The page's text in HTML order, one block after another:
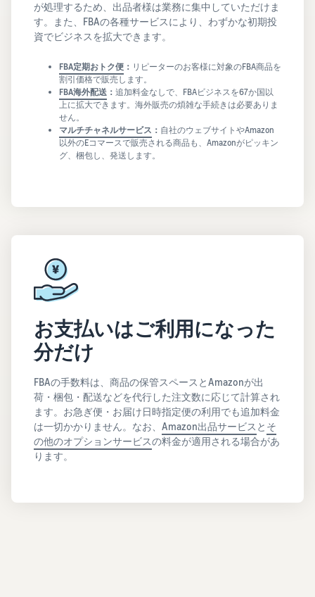
が処理するため、出品者様は業務に集中していただけま
す。また、FBAの各種サービスにより、わずかな初期投
資でビジネスを拡大できます。
FBA定期おトク便 ： リピーターのお客様に対象のFBA商品を
割引価格で販売します。
FBA海外配送 ： 追加料金なしで、FBAビジネスを67か国以
上に拡大できます。海外販売の煩雑な手続きは必要ありま
せん。
マルチチャネルサービス ： 自社のウェブサイトやAmazon
以外のEコマースで販売される商品も、Amazonがピッキン
グ、梱包し、発送します。
お支払いはご利用になった
分だけ
FBAの手数料は、商品の保管スペースとAmazonが出
荷・梱包・配送などを代行した注文数に応じて計算され
ます。お急ぎ便・お届け日時指定便の利用でも追加料金
は一切かかりません。なお、 Amazon出品サービス と そ
の他のオプションサービスの料金が適用される場合があ
ります。